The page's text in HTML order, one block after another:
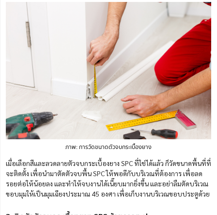
ภาพ: การวัดขนาดตัวจบกระเบื้องยาง
เมื่อเลือกสีและลวดลายตัวจบกระเบื้องยาง SPC ที่ใช่ได้แล้ว ก็วัดขนาดพื้นที่ที่
จะติดตั้ง เพื่อนำมาตัดตัวจบพื้น SPC ให้พอดีกับบริเวณที่ต้องการ เพื่อลด
รอยต่อให้น้อยลง และทำให้จบงานได้เนี๊ยบมากยิ่งขึ้น และอย่าลืมตัดบริเวณ
ขอบมุมให้เป็นมุมเฉียงประมาณ 45 องศา เพื่อเก็บงานบริเวณขอบประตูด้วย